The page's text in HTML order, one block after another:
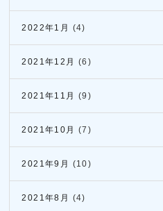
2022年1月 (4)
2021年12月 (6)
2021年11月 (9)
2021年10月 (7)
2021年9月 (10)
2021年8月 (4)